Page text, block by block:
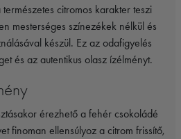
citromos karakter teszi
mesterséges színezékek nélkül és
készül. Ez az odafigyelés
és az autentikus olasz ízélményt.
érezhető a fehér csokoládé
finoman ellensúlyoz a citrom frissítő,